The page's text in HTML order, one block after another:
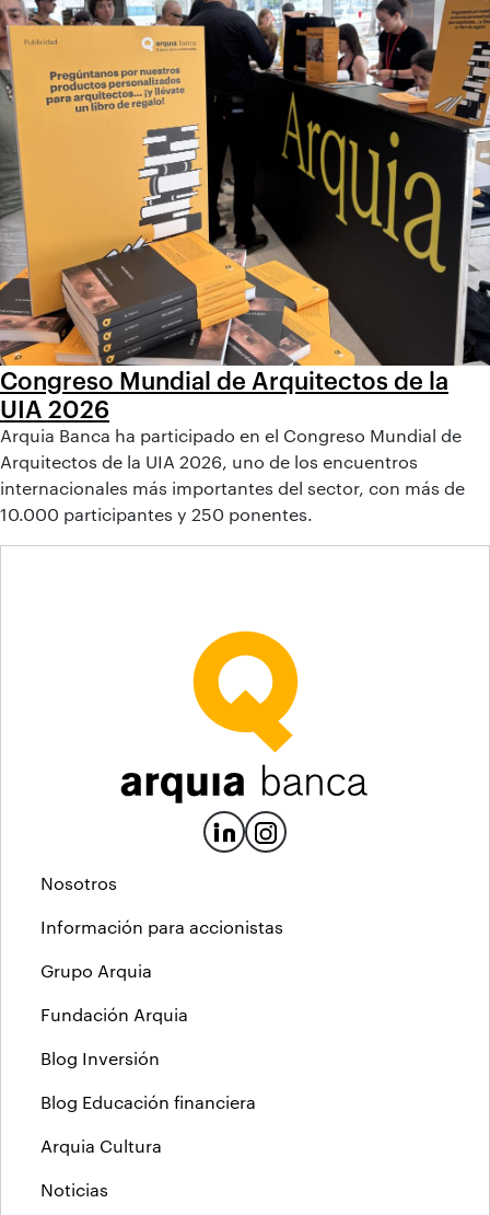
Congreso Mundial de Arquitectos de la
UIA 2026
Arquia Banca ha participado en el Congreso Mundial de
Arquitectos de la UIA 2026, uno de los encuentros
internacionales más importantes del sector, con más de
10.000 participantes y 250 ponentes.
Nosotros
Información para accionistas
Grupo Arquia
Fundación Arquia
Blog Inversión
Blog Educación financiera
Arquia Cultura
Noticias